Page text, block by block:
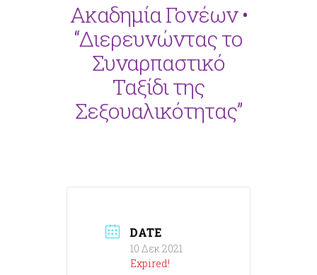
Ακαδημία Γονέων •
“Διερευνώντας το
Συναρπαστικό
Ταξίδι της
Σεξουαλικότητας”
DATE
10 Δεκ 2021
Expired!